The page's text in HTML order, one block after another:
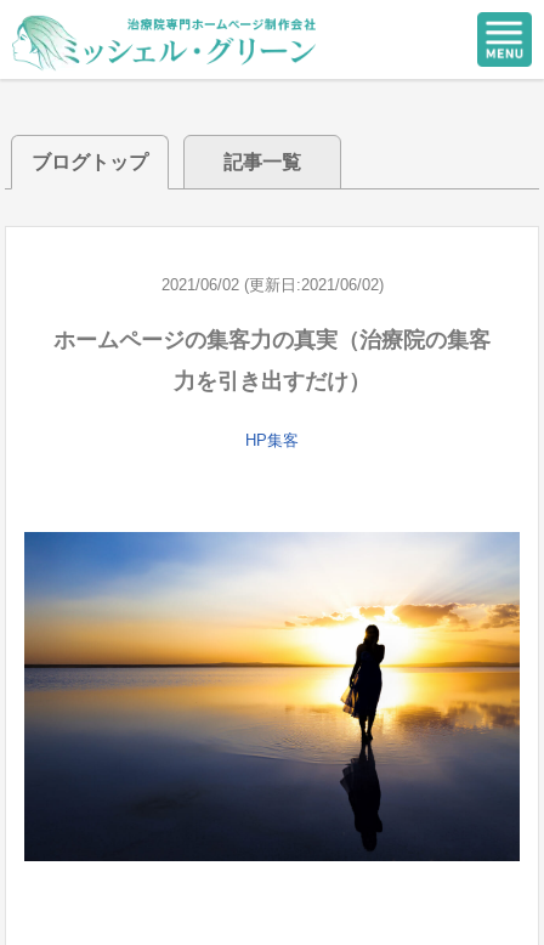
ブログトップ 記事一覧
2021/06/02 (更新日:2021/06/02)
ホームページの集客力の真実（治療院の集客
力を引き出すだけ）
HP集客